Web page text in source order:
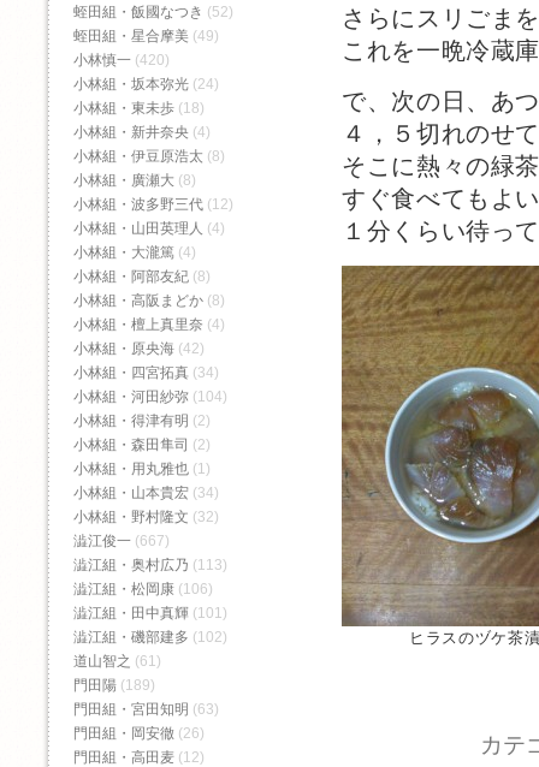
さらにスリごま
これを一晩冷蔵
で、次の日、あ
４，５切れのせ
そこに熱々の緑
すぐ食べてもよ
１分くらい待っ
ヒラスのヅケ茶
カテ
蛭田組・飯國なつき (52)
蛭田組・星合摩美 (49)
小林慎一 (420)
小林組・坂本弥光 (24)
小林組・東未歩 (18)
小林組・新井奈央 (4)
小林組・伊豆原浩太 (8)
小林組・廣瀬大 (8)
小林組・波多野三代 (12)
小林組・山田英理人 (4)
小林組・大瀧篤 (4)
小林組・阿部友紀 (8)
小林組・高阪まどか (8)
小林組・檀上真里奈 (4)
小林組・原央海 (42)
小林組・四宮拓真 (34)
小林組・河田紗弥 (104)
小林組・得津有明 (2)
小林組・森田隼司 (2)
小林組・用丸雅也 (1)
小林組・山本貴宏 (34)
小林組・野村隆文 (32)
澁江俊一 (667)
澁江組・奥村広乃 (113)
澁江組・松岡康 (106)
澁江組・田中真輝 (101)
澁江組・磯部建多 (102)
道山智之 (61)
門田陽 (189)
門田組・宮田知明 (63)
門田組・岡安徹 (26)
門田組・高田麦 (12)